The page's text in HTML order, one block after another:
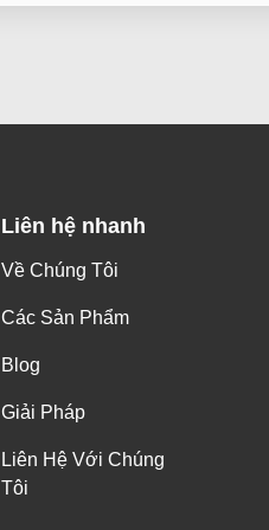
Liên hệ nhanh
Về Chúng Tôi
Các Sản Phẩm
Blog
Giải Pháp
Liên Hệ Với Chúng
Tôi